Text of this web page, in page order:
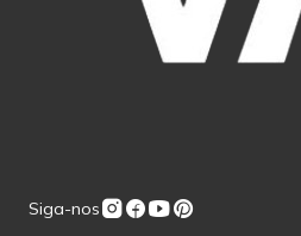
Siga-nos